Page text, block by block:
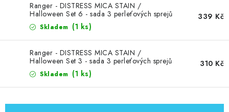
MOJE OBJEDNÁVKA
ZNAČKY
Doprava Kontakty Moje objednávka
Hodnocení obchodu
Obchodní podmínky
Podmínky ochrany osobních údajů
Ověřování recenzí
Ranger - DISTRESS MICA STAIN /
Halloween Set 6 - sada 3 perleťových sprejů
Skladem (1 ks)
339 Kč
Ranger - DISTRESS MICA STAIN /
Halloween Set 3 - sada 3 perleťových sprejů
Skladem (1 ks)
310 Kč